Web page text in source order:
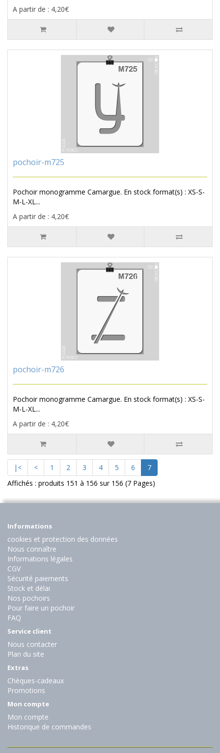
A partir de : 4,20€
pochoir-m725
Pochoir monogramme Camargue. En stock format(s) : XS-S-
M-L-XL...
A partir de : 4,20€
pochoir-m726
Pochoir monogramme Camargue. En stock format(s) : XS-S-
M-L-XL...
A partir de : 4,20€
|< < 1 2 3 4 5 6
7
Affichés : produits 151 à 156 sur 156 (7 Pages)
Informations
cookies et protection des données
Nous connaître
Informations légales
CGV
Sécurité paiements
Stock et délai
Nos pochoirs
Pour faire un pochoir
FAQ
Service client
Nous contacter
Plan du site
Extras
Chèques-cadeaux
Promotions
Mon compte
Mon compte
Historique de commandes